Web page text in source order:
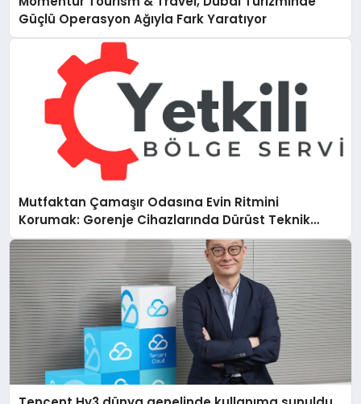
Güçlü Operasyon Ağıyla Fark Yaratıyor
Mutfaktan Çamaşır Odasına Evin Ritmini
Korumak: Gorenje Cihazlarında Dürüst Teknik
Destek Deneyimi